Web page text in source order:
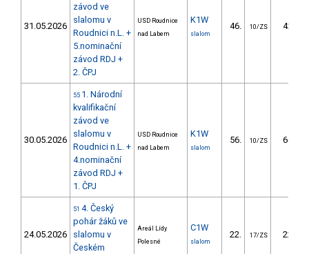
31.05.2026
závod ve
slalomu v
Roudnici n.L. +
5.nominační
závod RDJ +
2. ČPJ
USD Roudnice
nad Labem
K1W
slalom
46. 10/ZS 42.59
30.05.2026
55 1. Národní
kvalifikační
závod ve
slalomu v
Roudnici n.L. +
4.nominační
závod RDJ +
1. ČPJ
USD Roudnice
nad Labem
K1W
slalom
56. 10/ZS 60.17
24.05.2026
51 4. Český
pohár žáků ve
slalomu v
Českém
Areál Lídy
Polesné
C1W
slalom
22. 17/ZS 22.75